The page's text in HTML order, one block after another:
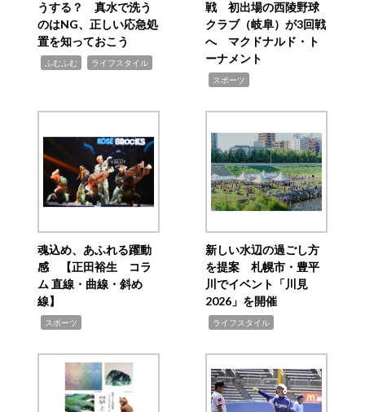
うする？ 真水で洗う
のはNG、正しい応急処
置を知っておこう
ふむふむ ライフスタイル
戦 初出場の西陵野球
クラブ（岐阜）が3回戦
へ マクドナルド・ト
ーナメント
スポーツ
魂込め、あふれる躍動
感 【正田裕生 コラ
ム 直線・曲線・斜め
線】
スポーツ
新しい水辺の過ごし方
を提案 札幌市・豊平
川でイベント「川見
2026」を開催
ライフスタイル